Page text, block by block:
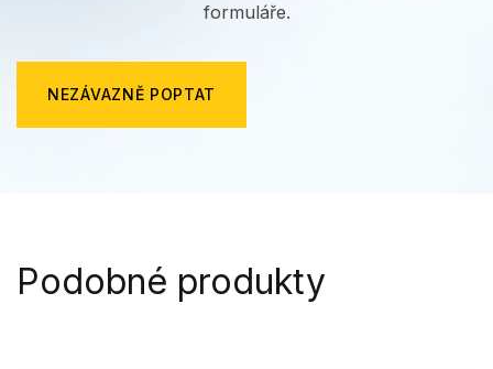
formuláře.
NEZÁVAZNĚ POPTAT
Podobné produkty